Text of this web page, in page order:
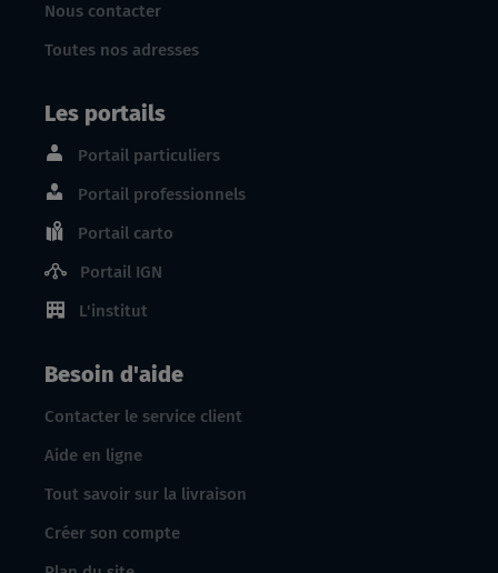
Nous contacter
Toutes nos adresses
Les portails
Portail particuliers
Portail professionnels
Portail carto
Portail IGN
L'institut
Besoin d'aide
Contacter le service client
Aide en ligne
Tout savoir sur la livraison
Créer son compte